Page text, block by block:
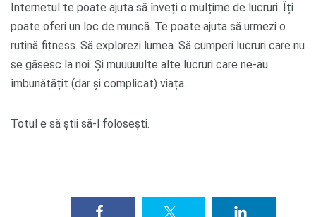
Internetul te poate ajuta să înveți o mulțime de lucruri. Îți
poate oferi un loc de muncă. Te poate ajuta să urmezi o
rutină fitness. Să explorezi lumea. Să cumperi lucruri care nu
se găsesc la noi. Și muuuuulte alte lucruri care ne-au
îmbunătățit (dar și complicat) viața.
Totul e să știi să-l folosești.